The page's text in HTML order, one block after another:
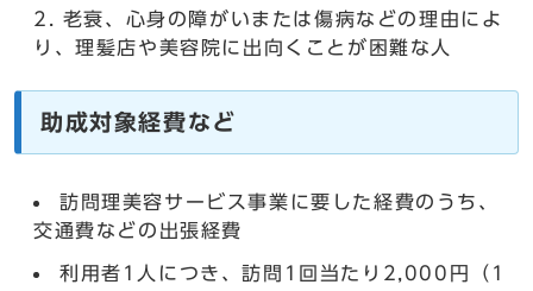
老衰、心身の障がいまたは傷病などの理由によ
り、理髪店や美容院に出向くことが困難な人
助成対象経費など
訪問理美容サービス事業に要した経費のうち、
交通費などの出張経費
利用者1人につき、訪問1回当たり2,000円（1